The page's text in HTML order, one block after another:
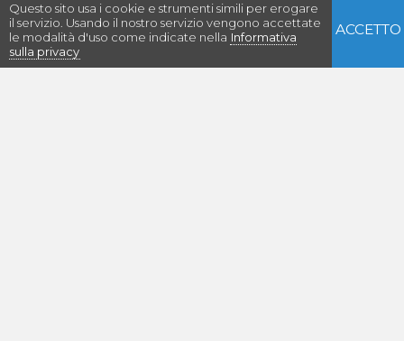
Questo sito usa i cookie e strumenti simili per erogare
il servizio. Usando il nostro servizio vengono accettate
le modalità d'uso come indicate nella Informativa
sulla privacy
ACCETTO